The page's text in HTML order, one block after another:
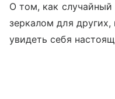
О том, как
зеркалом для
увидеть себя